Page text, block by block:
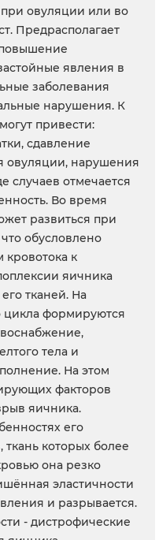
овуляции или во
Предрасполагает
явления в
заболевания
нарушения. К
привести:
сдавление
овуляции, нарушения
случаев отмечается
Во время
развиться при
обусловлено
к
яичника
тканей. На
цикла формируются
тела и
На этом
факторов
яичника.
его
ткань которых более
она резко
эластичности
и разрывается.
- дистрофические